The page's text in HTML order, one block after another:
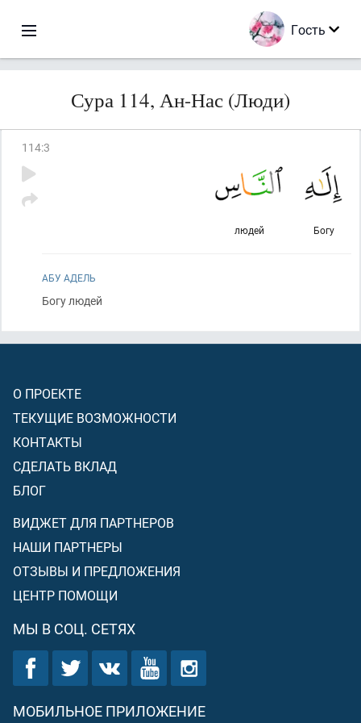
Гость
Сура 114, Ан-Нас (Люди)
114:3
Богу
людей
АБУ АДЕЛЬ
Богу людей
О ПРОЕКТЕ
ТЕКУЩИЕ ВОЗМОЖНОСТИ
КОНТАКТЫ
СДЕЛАТЬ ВКЛАД
БЛОГ
ВИДЖЕТ ДЛЯ ПАРТНЕРОВ
НАШИ ПАРТНЕРЫ
ОТЗЫВЫ И ПРЕДЛОЖЕНИЯ
ЦЕНТР ПОМОЩИ
МЫ В СОЦ. СЕТЯХ
МОБИЛЬНОЕ ПРИЛОЖЕНИЕ